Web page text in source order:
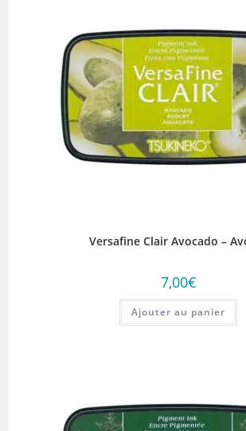
Versafine Clair Avocado –
7,00€
Ajouter au panier